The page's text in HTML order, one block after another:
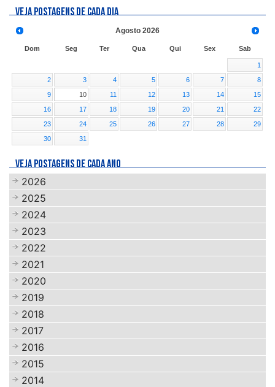
VEJA POSTAGENS DE CADA DIA
Agosto 2026
Dom Seg Ter Qua Qui Sex Sab
1
2
3 4 5 6 7
8
9
10 11 12 13 14
15
16
17 18 19 20 21
22
23
24 25 26 27 28
29
30
31
VEJA POSTAGENS DE CADA ANO
2026
2025
2024
2023
2022
2021
2020
2019
2018
2017
2016
2015
2014